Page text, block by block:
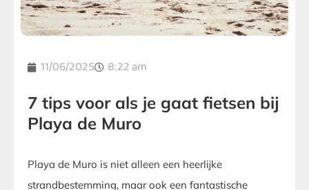
11/06/2025 8:22 am
7 tips voor als je gaat fietsen bij
Playa de Muro
Playa de Muro is niet alleen een heerlijke
strandbestemming, maar ook een fantastische